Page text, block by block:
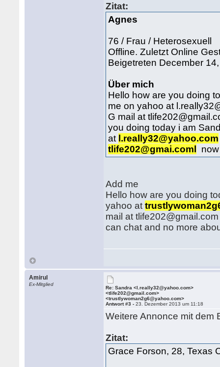
Zitat:
Agnes
76 / Frau / Heterosexuell
Offline. Zuletzt Online
Beigetreten December
Über mich
Hello how are you doing
me on yahoo at
G mail at
you doing today i am
at l.really32@yahoo.com
tlife202@gmai.coml
Add me
Hello how are you doing
yahoo at
mail at
can chat and no more
Amirul
Ex-Mitglied
Re: Sandra <l.really32@yahoo.com>
<tlife202@gmail.com>
<trustlywoman2g6@yahoo.com>
Antwort #3 -23. Dezember 2013 um 11:18
Weitere Annonce mit dem
Zitat:
Grace Forson, 28, Texas